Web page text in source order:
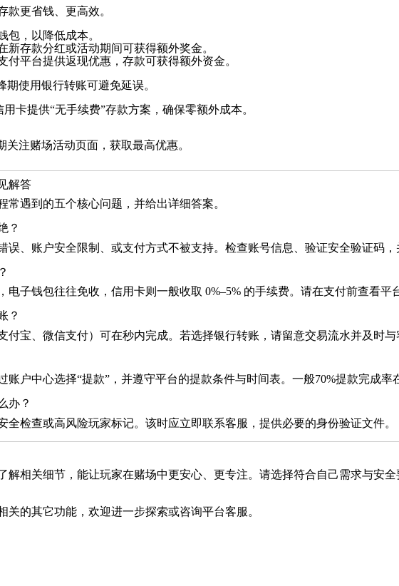
款更省钱、更高效。
包，以降低成本。
新存款分红或活动期间可获得额外奖金。
付平台提供返现优惠，存款可获得额外资金。
期使用银行转账可避免延误。
用卡提供“无手续费”存款方案，确保零额外成本。
关注赌场活动页面，获取最高优惠。
解答
常遇到的五个核心问题，并给出详细答案。
？
误、账户安全限制、或支付方式不被支持。检查账号信息、验证安全验证码，
电子钱包往往免收，信用卡则一般收取 0%–5% 的手续费。请在支付前查看平
？
付宝、微信支付）可在秒内完成。若选择银行转账，请留意交易流水并及时与
账户中心选择“提款”，并遵守平台的提款条件与时间表。一般70%提款完成率
办？
全检查或高风险玩家标记。该时应立即联系客服，提供必要的身份验证文件。
解相关细节，能让玩家在赌场中更安心、更专注。请选择符合自己需求与安
关的其它功能，欢迎进一步探索或咨询平台客服。